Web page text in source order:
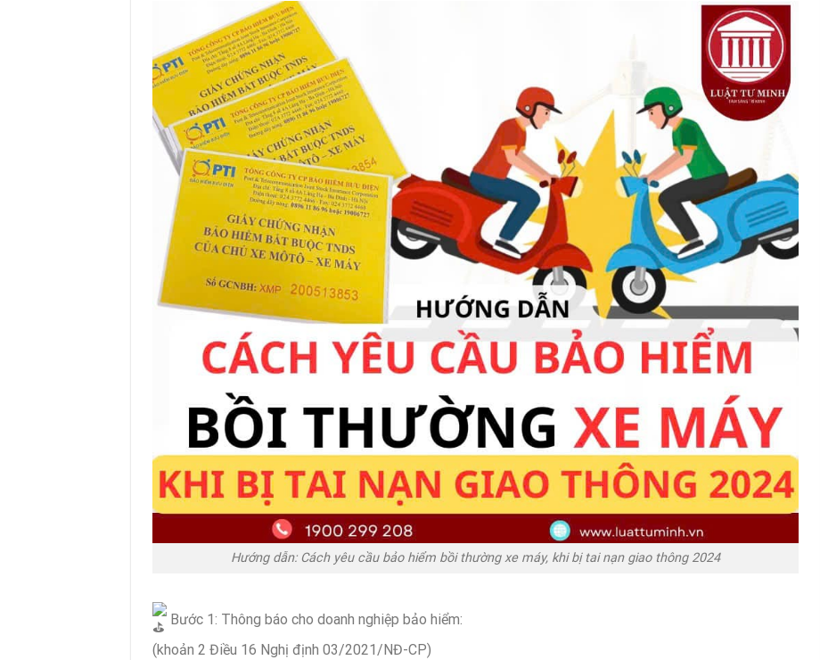
Hướng dẫn: Cách yêu cầu bảo hiểm bồi thường xe máy, khi bị tai nạn giao thông 2024
Bước 1: Thông báo cho doanh nghiệp bảo hiểm:
(khoản 2 Điều 16 Nghị định 03/2021/NĐ-CP)